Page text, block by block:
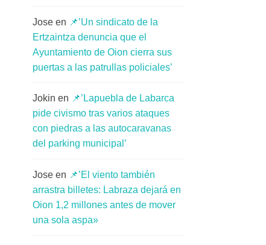
Jose en 📌’Un sindicato de la
Ertzaintza denuncia que el
Ayuntamiento de Oion cierra sus
puertas a las patrullas policiales’
Jokin en 📌’Lapuebla de Labarca
pide civismo tras varios ataques
con piedras a las autocaravanas
del parking municipal’
Jose en 📌’El viento también
arrastra billetes: Labraza dejará en
Oion 1,2 millones antes de mover
una sola aspa»